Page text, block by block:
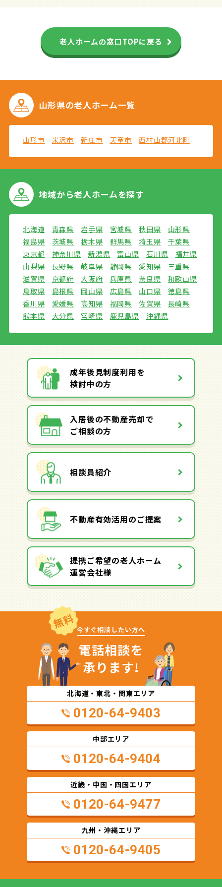
老人ホームの窓口TOPに戻る
山形県の老人ホーム一覧
山形市 米沢市 新庄市 天童市 西村山郡河北町
地域から老人ホームを探す
北海道 青森県 岩手県 宮城県 秋田県
山形県
福島県
茨城県 栃木県 群馬県 埼玉県
千葉県
東京都
神奈川県 新潟県 富山県 石川県
福井県
山梨県
長野県 岐阜県 静岡県 愛知県
三重県
滋賀県
京都府 大阪府 兵庫県 奈良県
和歌山県
鳥取県
島根県 岡山県 広島県 山口県
徳島県
香川県
愛媛県 高知県 福岡県 佐賀県
長崎県
熊本県
大分県 宮崎県 鹿児島県 沖縄県
成年後見制度利用を
検討中の方
入居後の不動産売却で
ご相談の方
相談員紹介
不動産有効活用のご提案
提携ご希望の老人ホーム
運営会社様
無料 今すぐ相談したい方へ
電話相談を
承ります!
北海道・東北・関東エリア
0120-64-9403
中部エリア
0120-64-9404
近畿・中国・四国エリア
0120-64-9477
九州・沖縄エリア
0120-64-9405